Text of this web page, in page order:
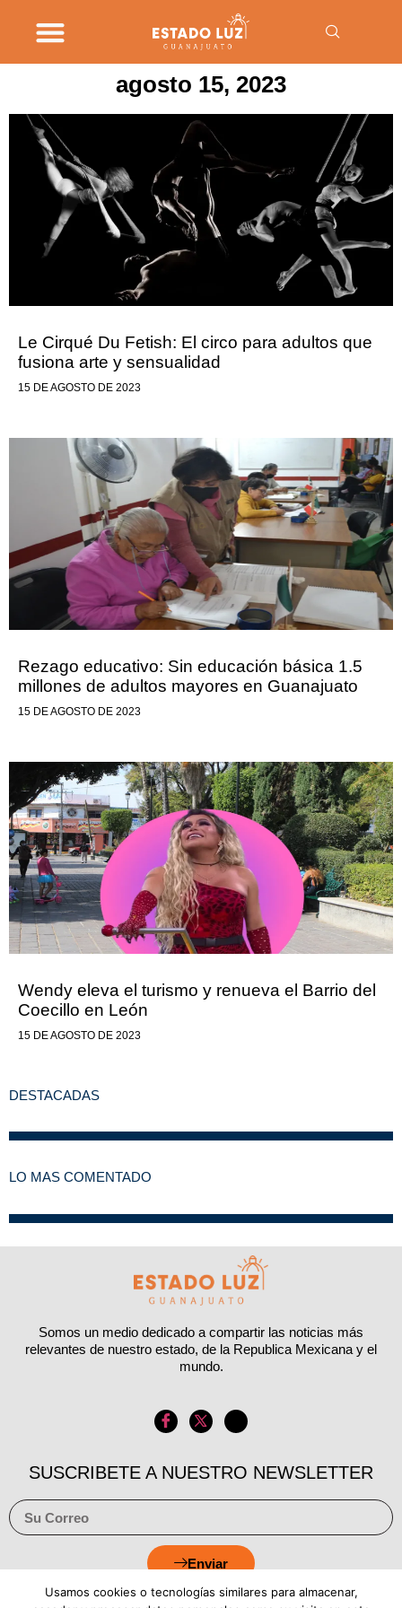
agosto 15, 2023
Le Cirqué Du Fetish: El circo para adultos que
fusiona arte y sensualidad
15 DE AGOSTO DE 2023
Rezago educativo: Sin educación básica 1.5
millones de adultos mayores en Guanajuato
15 DE AGOSTO DE 2023
Wendy eleva el turismo y renueva el Barrio del
Coecillo en León
15 DE AGOSTO DE 2023
DESTACADAS
LO MAS COMENTADO
Somos un medio dedicado a compartir las noticias más
relevantes de nuestro estado, de la Republica Mexicana y el
mundo.
SUSCRIBETE A NUESTRO NEWSLETTER
Enviar
Usamos cookies o tecnologías similares para almacenar,